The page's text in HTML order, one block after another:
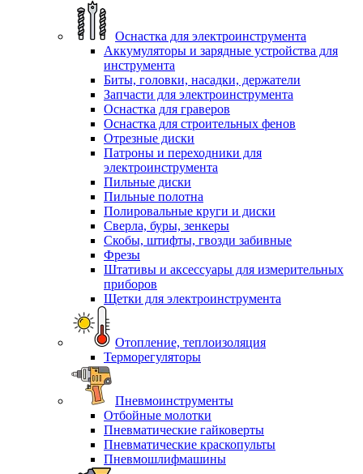
Оснастка для электроинструмента
Аккумуляторы и зарядные устройства для
инструмента
Биты, головки, насадки, держатели
Запчасти для электроинструмента
Оснастка для граверов
Оснастка для строительных фенов
Отрезные диски
Патроны и переходники для
электроинструмента
Пильные диски
Пильные полотна
Полировальные круги и диски
Сверла, буры, зенкеры
Скобы, штифты, гвозди забивные
Фрезы
Штативы и аксессуары для измерительных
приборов
Щетки для электроинструмента
Отопление, теплоизоляция
Терморегуляторы
Пневмоинструменты
Отбойные молотки
Пневматические гайковерты
Пневматические краскопульты
Пневмошлифмашины